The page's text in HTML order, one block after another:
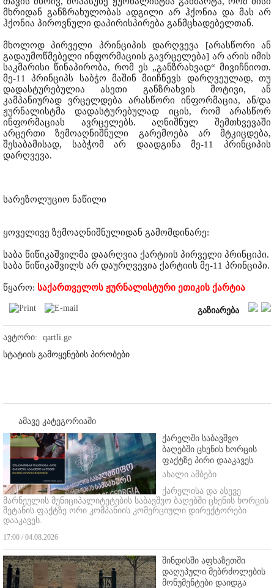
მხრიდან განზრახულობას ადგილი არ ჰქონია და მას არ
ჰქონია პიროვნული დაპირისპირება განმცხადებელთან.
მხოლოდ პირველი პრინციპის დარღვევა [არასწორი ან
გადაუმოწმებელი ინფორმაციის გავრცელება] არ არის იმის
საკმარისი წინაპირობა, რომ ეს „განზრახვად“ მივიჩნიოთ.
მე-11 პრინციპს საბჭო მაშინ მიიჩნევს დარღვეულად, თუ
დადასტურებულია ასეთი განზრახვის მოტივი, ან
კამპანიურად ვრცელდება არასწორი ინფორმაცია, ან/და
ჟურნალისტმა დადასტურებულად იცის, რომ არასწორ
ინფორმაციას ავრცელებს. აღნიშნულ შემთხვევაში
არცერთი ზემოაღნიშნული გარემოება არ მტკიცდება,
შესაბამისად, საბჭომ არ დაადგინა მე-11 პრინციპის
დარღვევა.
სარეზოლუციო ნაწილი
ყოველივე ზემოაღნიშნულიდან გამომდინარე:
საბა წიწიკაშვილმა დაარღვია ქარტიის პირველი პრინციპი.
საბა წიწიკაშვილს არ დაურღვევია ქარტიის მე-11 პრინციპი.
წყარო: საქართველოს ჟურნალისტური ეთიკის ქარტია
გაზიარება
ავტორი:
qartli.ge
სტატიის გამოყენების პირობები
ამავე კატეგორიაში
ქარელში საბავშვო
ბაღებში ცხენის ხორცის
ფაქტზე პირი დააკავეს
ახალი ამბები
ქარელისა და ასევე
მარნეულის მუნიციპალიტეტების საბავშვო ბაღებში ცხენის ხორცის
შეტანის ფაქტზე ორი კომპანიის კომერციული დირექტორები
დააკავეს.
17:00 / 04.08.2026
შინდისში აფხაზეთში
დაღუპული მებრძოლების
მონუმენტები დაიდგა